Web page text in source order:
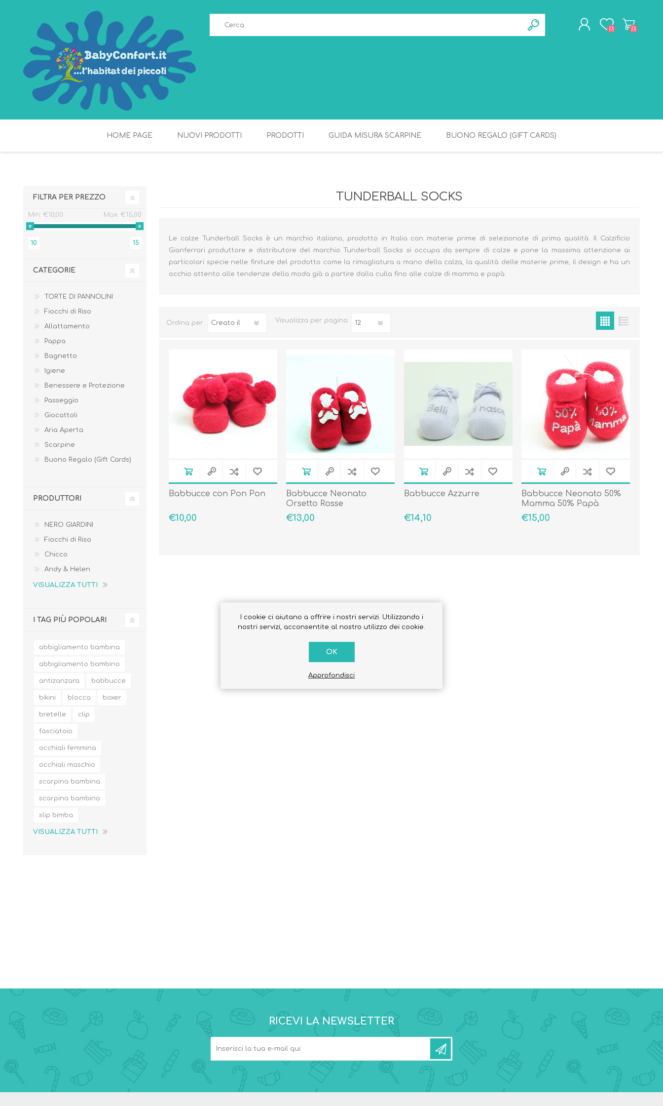
(0) (0)
HOME PAGE NUOVI PRODOTTI PRODOTTI
Tiralatte,
Scaldabiberon
Contenitori
Cambio del Pannolino
BENESSERE E
Fuori
PASSEGGIO
Passeggini, Seggiolini,
GIOCATTOLI ARIA APERTA
Costumi da Bagno
SCARPINE
GUIDA MISURA SCARPINE BUONO REGALO (GIFT CARDS)
TUNDERBALL SOCKS
Le calze Tunderball Socks è un marchio italiano, prodotto in Italia con materie prime di selezionate di prima qualità. Il Calzificio
Gianferrari produttore e distributore del marchio Tunderball Socks si occupa da sempre di calze e pone la massima attenzione ai
particolari specie nelle finiture del prodotto come la rimagliatura a mano della calza, la qualità delle materie prime, il design e ha un
occhio attento alle tendenze della moda già a partire dalla culla fino alle calze di mamma e papà.
Ordina per Visualizza per pagina
Babbucce con Pon Pon
€10,00
Babbucce Neonato
Orsetto Rosse
€13,00
Babbucce Azzurre
€14,10
Babbucce Neonato 50%
Mamma 50% Papà
€15,00
FILTRA PER PREZZO
Min: €10,00 Max: €15,00
10 15
CATEGORIE
TORTE DI PANNOLINI
Fiocchi di Riso
Allattamento
Pappa
Bagnetto
Igiene
Benessere e Protezione
Passeggio
Giocattoli
Aria Aperta
Scarpine
Buono Regalo (Gift Cards)
PRODUTTORI
NERO GIARDINI
Fiocchi di Riso
Chicco
Andy & Helen
VISUALIZZA TUTTI
I TAG PIÙ POPOLARI
abbigliamento bambina
abbigliamento bambino
antizanzara babbucce
bikini blocca boxer
bretelle clip
fasciatoio
occhiali femmina
occhiali maschio
scarpina bambina
scarpina bambino
slip bimba
VISUALIZZA TUTTI
RICEVI LA NEWSLETTER
I cookie ci aiutano a offrire i nostri servizi. Utilizzando i
nostri servizi, acconsentite al nostro utilizzo dei cookie.
OK
Approfondisci